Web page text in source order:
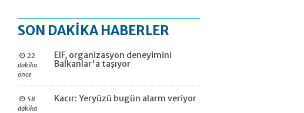
SON DAKİKA HABERLER
22
dakika
önce
EIF, organizasyon deneyimini
Balkanlar'a taşıyor
58
dakika
Kacır: Yeryüzü bugün alarm veriyor